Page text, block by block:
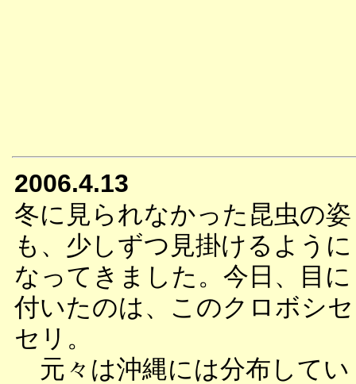
2006.4.13
冬に見られなかった昆虫の姿
も、少しずつ見掛けるように
なってきました。今日、目に
付いたのは、このクロボシセ
セリ。
元々は沖縄には分布してい